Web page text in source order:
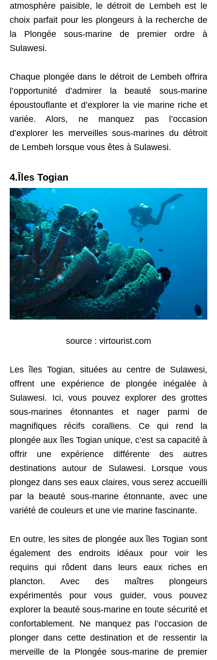
atmosphère paisible, le détroit de Lembeh est le
choix parfait pour les plongeurs à la recherche de
la Plongée sous-marine de premier ordre à
Sulawesi.
Chaque plongée dans le détroit de Lembeh offrira
l’opportunité d’admirer la beauté sous-marine
époustouflante et d’explorer la vie marine riche et
variée. Alors, ne manquez pas l’occasion
d’explorer les merveilles sous-marines du détroit
de Lembeh lorsque vous êtes à Sulawesi.
4.Îles Togian
source : virtourist.com
Les îles Togian, situées au centre de Sulawesi,
offrent une expérience de plongée inégalée à
Sulawesi. Ici, vous pouvez explorer des grottes
sous-marines étonnantes et nager parmi de
magnifiques récifs coralliens. Ce qui rend la
plongée aux îles Togian unique, c’est sa capacité à
offrir une expérience différente des autres
destinations autour de Sulawesi. Lorsque vous
plongez dans ses eaux claires, vous serez accueilli
par la beauté sous-marine étonnante, avec une
variété de couleurs et une vie marine fascinante.
En outre, les sites de plongée aux îles Togian sont
également des endroits idéaux pour voir les
requins qui rôdent dans leurs eaux riches en
plancton. Avec des maîtres plongeurs
expérimentés pour vous guider, vous pouvez
explorer la beauté sous-marine en toute sécurité et
confortablement. Ne manquez pas l’occasion de
plonger dans cette destination et de ressentir la
merveille de la Plongée sous-marine de premier